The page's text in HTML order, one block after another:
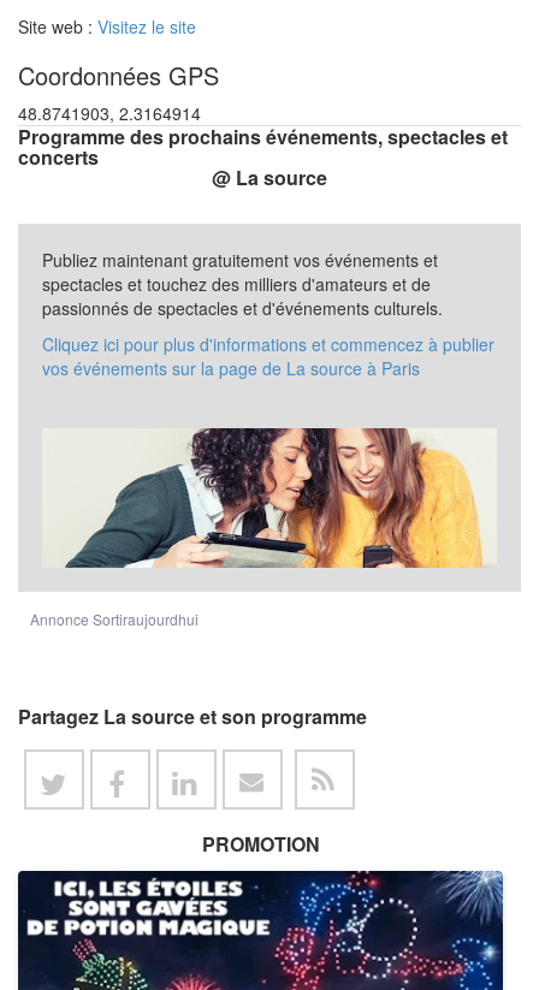
Site web : Visitez le site
Coordonnées GPS
48.8741903, 2.3164914
Programme des prochains événements, spectacles et
concerts
@ La source
Publiez maintenant gratuitement vos événements et
spectacles et touchez des milliers d'amateurs et de
passionnés de spectacles et d'événements culturels.
Cliquez ici pour plus d'informations et commencez à publier
vos événements sur la page de La source à Paris
Annonce Sortiraujourdhui
Partagez La source et son programme
PROMOTION